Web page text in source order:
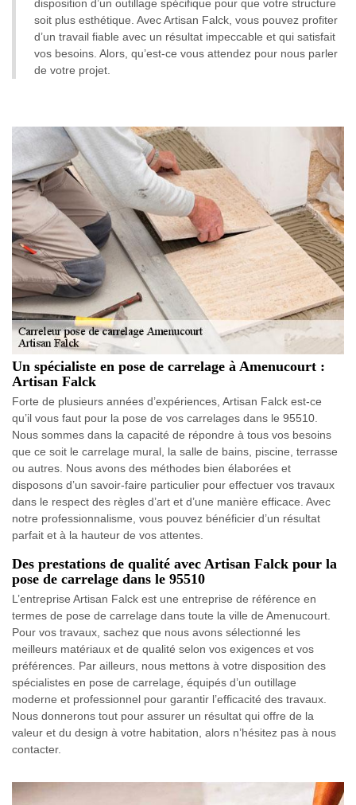
disposition d’un outillage spécifique pour que votre structure
soit plus esthétique. Avec Artisan Falck, vous pouvez profiter
d’un travail fiable avec un résultat impeccable et qui satisfait
vos besoins. Alors, qu’est-ce vous attendez pour nous parler
de votre projet.
Un spécialiste en pose de carrelage à Amenucourt :
Artisan Falck
Forte de plusieurs années d’expériences, Artisan Falck est-ce
qu’il vous faut pour la pose de vos carrelages dans le 95510.
Nous sommes dans la capacité de répondre à tous vos besoins
que ce soit le carrelage mural, la salle de bains, piscine, terrasse
ou autres. Nous avons des méthodes bien élaborées et
disposons d’un savoir-faire particulier pour effectuer vos travaux
dans le respect des règles d’art et d’une manière efficace. Avec
notre professionnalisme, vous pouvez bénéficier d’un résultat
parfait et à la hauteur de vos attentes.
Des prestations de qualité avec Artisan Falck pour la
pose de carrelage dans le 95510
L’entreprise Artisan Falck est une entreprise de référence en
termes de pose de carrelage dans toute la ville de Amenucourt.
Pour vos travaux, sachez que nous avons sélectionné les
meilleurs matériaux et de qualité selon vos exigences et vos
préférences. Par ailleurs, nous mettons à votre disposition des
spécialistes en pose de carrelage, équipés d’un outillage
moderne et professionnel pour garantir l’efficacité des travaux.
Nous donnerons tout pour assurer un résultat qui offre de la
valeur et du design à votre habitation, alors n’hésitez pas à nous
contacter.